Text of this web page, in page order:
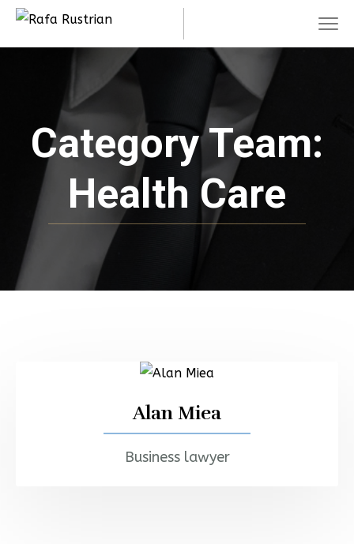
Category Team:
Health Care
Alan Miea
Business lawyer